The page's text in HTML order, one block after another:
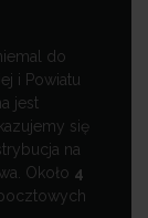
do
i Powiatu
jest
się
na
Około 4